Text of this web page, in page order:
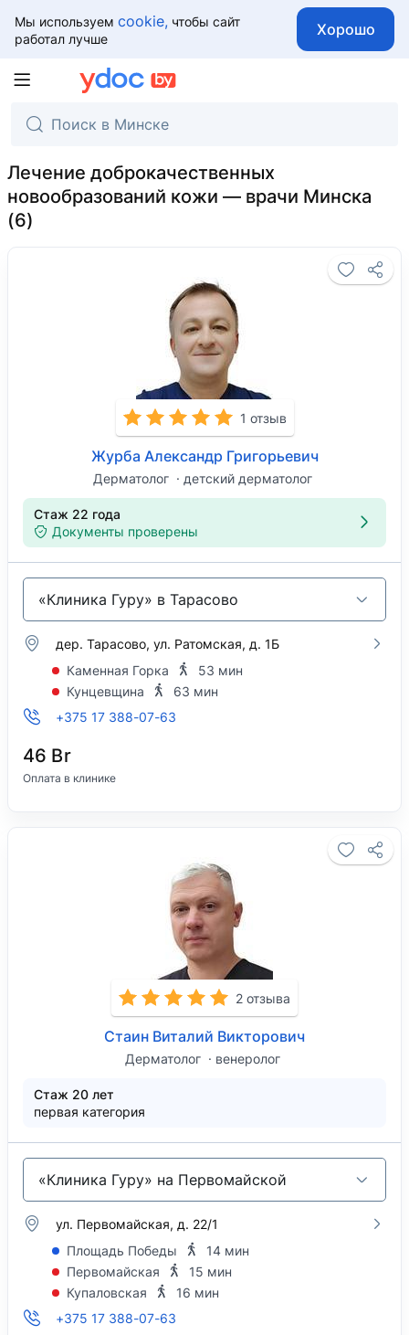
Мы используем cookie, чтобы сайт
работал лучше
Хорошо
Лечение доброкачественных
новообразований кожи — врачи Минска
1 отзыв
Журба Александр Григорьевич
Дерматолог детский дерматолог
Стаж 22 года
Документы проверены
«Клиника Гуру» в Тарасово
дер. Тарасово, ул. Ратомская, д. 1Б
Каменная Горка
53 мин
Кунцевщина
63 мин
+375 17 388-07-63
46 Br
Оплата в клинике
2 отзыва
Стаин Виталий Викторович
Дерматолог венеролог
Стаж 20 лет
первая категория
«Клиника Гуру» на Первомайской
ул. Первомайская, д. 22/1
Площадь Победы
14 мин
Первомайская
15 мин
Купаловская
16 мин
+375 17 388-07-63